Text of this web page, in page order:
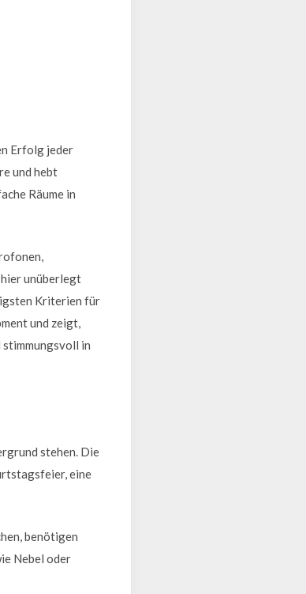
Erfolg jeder
und hebt
Räume in
unüberlegt
Kriterien für
und zeigt,
in
stehen. Die
eine
benötigen
Nebel oder